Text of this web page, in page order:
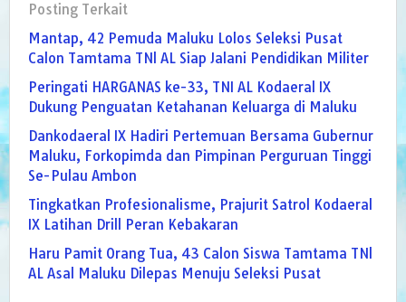
Posting Terkait
Mantap, 42 Pemuda Maluku Lolos Seleksi Pusat
Calon Tamtama TNl AL Siap Jalani Pendidikan Militer
Peringati HARGANAS ke-33, TNI AL Kodaeral IX
Dukung Penguatan Ketahanan Keluarga di Maluku
Dankodaeral IX Hadiri Pertemuan Bersama Gubernur
Maluku, Forkopimda dan Pimpinan Perguruan Tinggi
Se-Pulau Ambon
Tingkatkan Profesionalisme, Prajurit Satrol Kodaeral
IX Latihan Drill Peran Kebakaran
Haru Pamit Orang Tua, 43 Calon Siswa Tamtama TNl
AL Asal Maluku Dilepas Menuju Seleksi Pusat